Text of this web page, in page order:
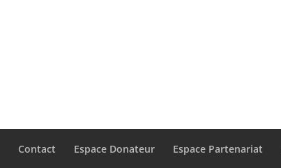
Contact Espace Donateur Espace Partenariat